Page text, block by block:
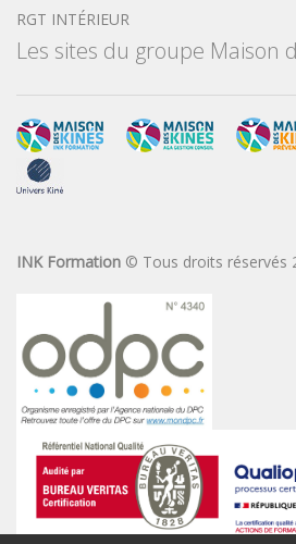
RGT INTÉRIEUR
Les sites du groupe Maison
INK Formation © Tous droits réservés